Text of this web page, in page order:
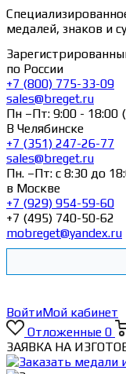
медалей, знаков и
по России
+7 (800) 775-33-09
sales@breget.ru
Пн –Пт: 9:00 - 18:00
В Челябинске
+7 (351) 247-26-77
sales@breget.ru
Пн. –Пт: с 8:30 до
в Москве
+7 (929) 954-59-60
+7 (495) 740-50-62
mobreget@yandex.ru
ВойтиМой кабинет
Отложенные 0
ЗАЯВКА НА